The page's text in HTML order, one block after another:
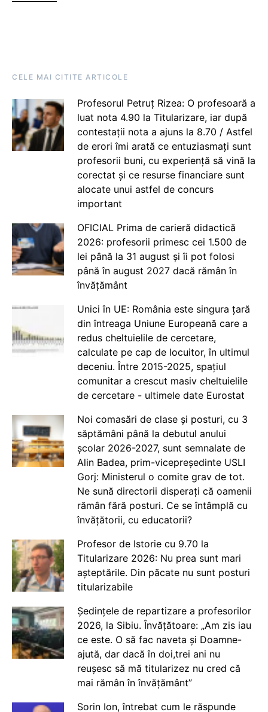
CELE MAI CITITE ARTICOLE
Profesorul Petruț Rizea: O profesoară a
luat nota 4.90 la Titularizare, iar după
contestații nota a ajuns la 8.70 / Astfel
de erori îmi arată ce entuziasmați sunt
profesorii buni, cu experiență să vină la
corectat și ce resurse financiare sunt
alocate unui astfel de concurs
important
OFICIAL Prima de carieră didactică
2026: profesorii primesc cei 1.500 de
lei până la 31 august și îi pot folosi
până în august 2027 dacă rămân în
învățământ
Unici în UE: România este singura țară
din întreaga Uniune Europeană care a
redus cheltuielile de cercetare,
calculate pe cap de locuitor, în ultimul
deceniu. Între 2015-2025, spațiul
comunitar a crescut masiv cheltuielile
de cercetare - ultimele date Eurostat
Noi comasări de clase și posturi, cu 3
săptămâni până la debutul anului
școlar 2026-2027, sunt semnalate de
Alin Badea, prim-vicepreședinte USLI
Gorj: Ministerul o comite grav de tot.
Ne sună directorii disperați că oamenii
rămân fără posturi. Ce se întâmplă cu
învățătorii, cu educatorii?
Profesor de Istorie cu 9.70 la
Titularizare 2026: Nu prea sunt mari
așteptările. Din păcate nu sunt posturi
titularizabile
Ședințele de repartizare a profesorilor
2026, la Sibiu. Învățătoare: „Am zis iau
ce este. O să fac naveta și Doamne-
ajută, dar dacă în doi,trei ani nu
reușesc să mă titularizez nu cred că
mai rămân în învățământ”
Sorin Ion, întrebat cum le răspunde